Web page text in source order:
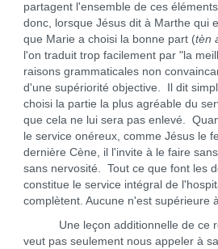
partagent l'ensemble de ces
donc, lorsque Jésus dit à Marthe qui
que Marie a choisi la bonne part (tèn
l'on traduit trop facilement par "la
raisons grammaticales non
d'une supériorité objective. Il dit
choisi la partie la plus agréable du
que cela ne lui sera pas enlevé.
le service onéreux, comme Jésus le
dernière Cène, il l'invite à le faire
sans nervosité. Tout ce que font les
constitue le service intégral de
complètent. Aucune n'est supérieure
Une leçon additionnelle de ce
veut pas seulement nous appeler à